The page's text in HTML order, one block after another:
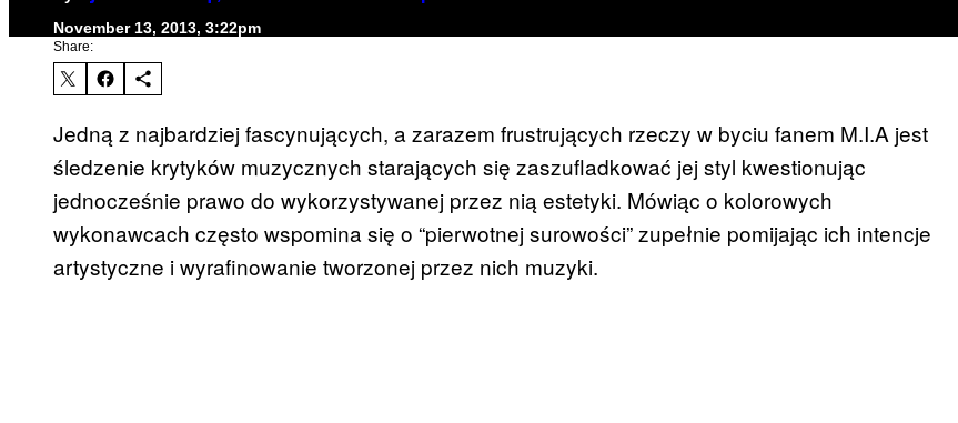
November 13, 2013, 3:22pm
Share:
Jedną z najbardziej fascynujących, a zarazem frustrujących rzeczy w byciu fanem M.I.A jest
śledzenie krytyków muzycznych starających się zaszufladkować jej styl kwestionując
jednocześnie prawo do wykorzystywanej przez nią estetyki. Mówiąc o kolorowych
wykonawcach często wspomina się o “pierwotnej surowości” zupełnie pomijając ich intencje
artystyczne i wyrafinowanie tworzonej przez nich muzyki.